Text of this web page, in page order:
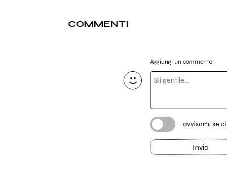
COMMENTI
Aggiungi un commento
avvisami se
Invia